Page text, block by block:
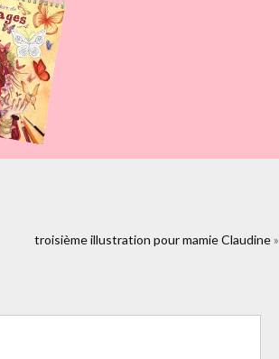
cd-du-groupe-gout-
troisième illustration pour mamie Claudine»